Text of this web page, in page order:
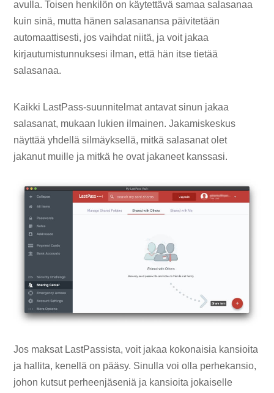
avulla. Toisen henkilön on käytettävä samaa salasanaa
kuin sinä, mutta hänen salasanansa päivitetään
automaattisesti, jos vaihdat niitä, ja voit jakaa
kirjautumistunnuksesi ilman, että hän itse tietää
salasanaa.
Kaikki LastPass-suunnitelmat antavat sinun jakaa
salasanat, mukaan lukien ilmainen. Jakamiskeskus
näyttää yhdellä silmäyksellä, mitkä salasanat olet
jakanut muille ja mitkä he ovat jakaneet kanssasi.
Jos maksat LastPassista, voit jakaa kokonaisia ​​kansioita
ja hallita, kenellä on pääsy. Sinulla voi olla perhekansio,
johon kutsut perheenjäseniä ja kansioita jokaiselle